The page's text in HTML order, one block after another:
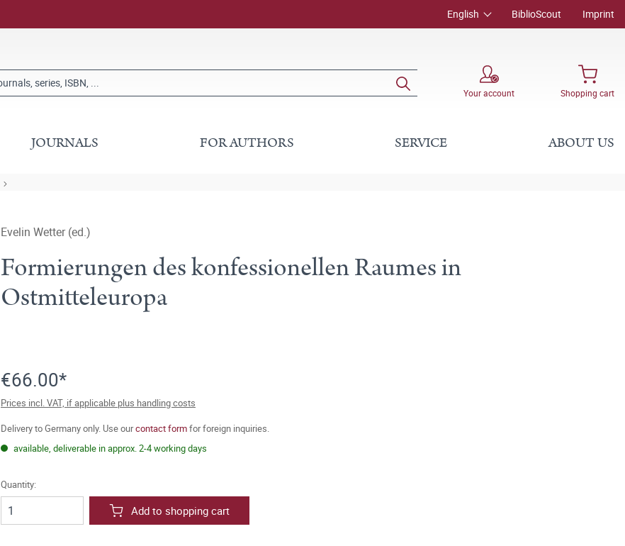
English BiblioScout Imprint
Your account Shopping cart
JOURNALS FOR AUTHORS SERVICE ABOUT US
Evelin Wetter (ed.)
Formierungen des konfessionellen Raumes in
Ostmitteleuropa
€66.00*
Prices incl. VAT, if applicable plus handling costs
Delivery to Germany only. Use ourcontact formfor foreign inquiries.
available, deliverable in approx. 2-4 working days
Quantity:
Add to shopping cart